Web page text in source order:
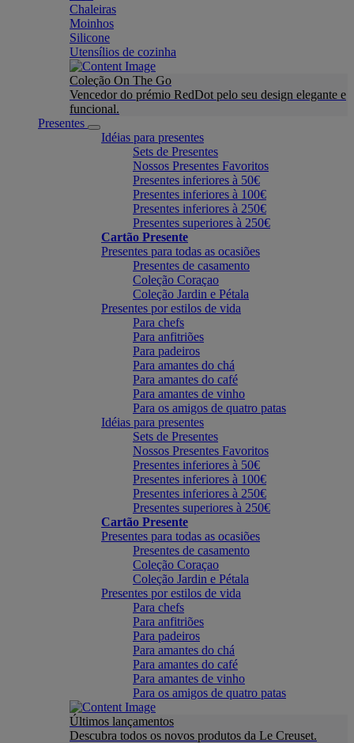
Chaleiras
Moinhos
Silicone
Utensílios de cozinha
Coleção On The Go
Vencedor do prémio RedDot pelo seu design elegante e
funcional.
Presentes
Idéias para presentes
Sets de Presentes
Nossos Presentes Favoritos
Presentes inferiores à 50€
Presentes inferiores à 100€
Presentes inferiores à 250€
Presentes superiores à 250€
Cartão Presente
Presentes para todas as ocasiões
Presentes de casamento
Coleção Coraçao
Coleção Jardin e Pétala
Presentes por estilos de vida
Para chefs
Para anfitriões
Para padeiros
Para amantes do chá
Para amantes do café
Para amantes de vinho
Para os amigos de quatro patas
Idéias para presentes
Sets de Presentes
Nossos Presentes Favoritos
Presentes inferiores à 50€
Presentes inferiores à 100€
Presentes inferiores à 250€
Presentes superiores à 250€
Cartão Presente
Presentes para todas as ocasiões
Presentes de casamento
Coleção Coraçao
Coleção Jardin e Pétala
Presentes por estilos de vida
Para chefs
Para anfitriões
Para padeiros
Para amantes do chá
Para amantes do café
Para amantes de vinho
Para os amigos de quatro patas
Últimos lançamentos
Descubra todos os novos produtos da Le Creuset.